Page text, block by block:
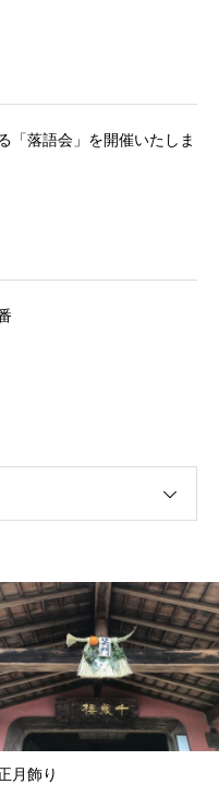
「落語会」を開催いたしま
月飾り